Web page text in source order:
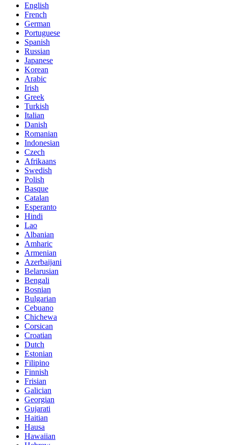
English
French
German
Portuguese
Spanish
Russian
Japanese
Korean
Arabic
Irish
Greek
Turkish
Italian
Danish
Romanian
Indonesian
Czech
Afrikaans
Swedish
Polish
Basque
Catalan
Esperanto
Hindi
Lao
Albanian
Amharic
Armenian
Azerbaijani
Belarusian
Bengali
Bosnian
Bulgarian
Cebuano
Chichewa
Corsican
Croatian
Dutch
Estonian
Filipino
Finnish
Frisian
Galician
Georgian
Gujarati
Haitian
Hausa
Hawaiian